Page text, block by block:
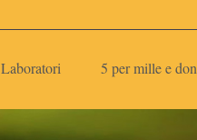
Laboratori 5 per mille e